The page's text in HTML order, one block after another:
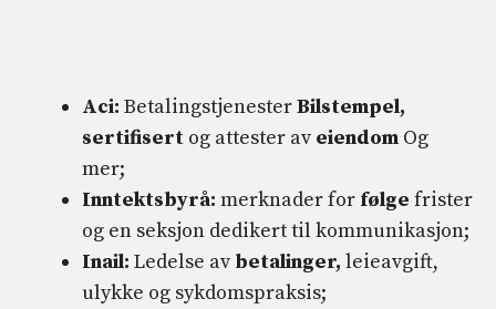
Aci: BetalingstjenesterBilstempel,
sertifisert og attester av eiendom Og
mer;
Inntektsbyrå: merknader for følge frister
og en seksjon dedikert til kommunikasjon;
Inail: Ledelse av betalinger, leieavgift,
ulykke og sykdomspraksis;